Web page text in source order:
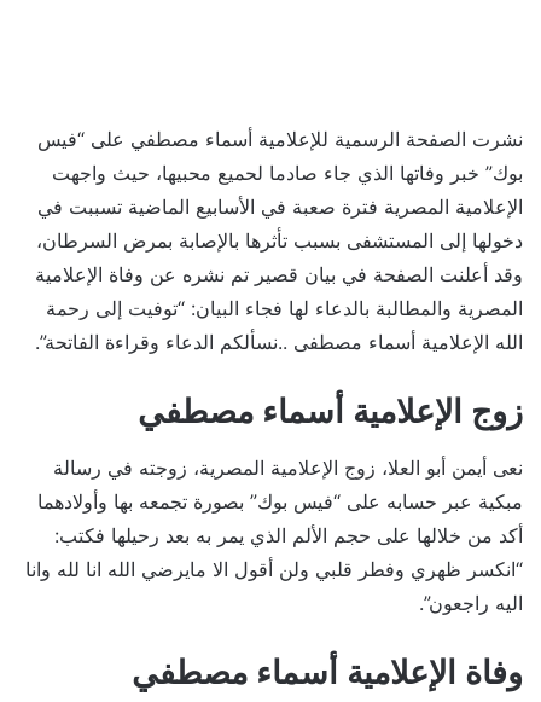
نشرت الصفحة الرسمية للإعلامية أسماء مصطفي على “فيس
بوك” خبر وفاتها الذي جاء صادما لحميع محبيها، حيث واجهت
الإعلامية المصرية فترة صعبة في الأسابيع الماضية تسببت في
دخولها إلى المستشفى بسبب تأثرها بالإصابة بمرض السرطان،
وقد أعلنت الصفحة في بيان قصير تم نشره عن وفاة الإعلامية
المصرية والمطالبة بالدعاء لها فجاء البيان: “توفيت إلى رحمة
الله الإعلامية أسماء مصطفى ..نسألكم الدعاء وقراءة الفاتحة”.
زوج الإعلامية أسماء مصطفي
نعى أيمن أبو العلا، زوج الإعلامية المصرية، زوجته في رسالة
مبكية عبر حسابه على “فيس بوك” بصورة تجمعه بها وأولادهما
أكد من خلالها على حجم الألم الذي يمر به بعد رحيلها فكتب:
“انكسر ظهري وفطر قلبي ولن أقول الا مايرضي الله انا لله وانا
اليه راجعون”.
وفاة الإعلامية أسماء مصطفي